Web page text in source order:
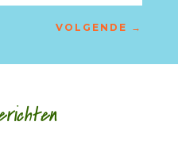
VOLGENDE →